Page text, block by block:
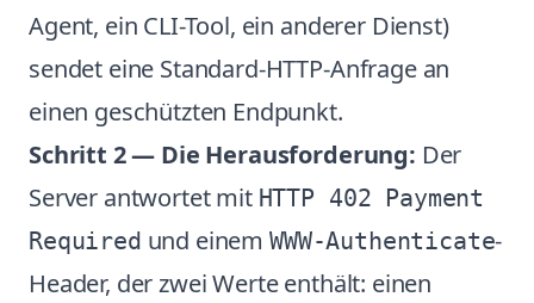
Agent, ein CLI-Tool, ein anderer Dienst)
sendet eine Standard-HTTP-Anfrage an
einen geschützten Endpunkt.
Schritt 2 — Die Herausforderung: Der
Server antwortet mit HTTP 402 Payment
Required und einem WWW-Authenticate-
Header, der zwei Werte enthält: einen